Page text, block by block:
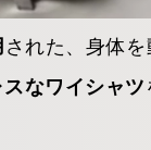
された、身体
なワイシャツ